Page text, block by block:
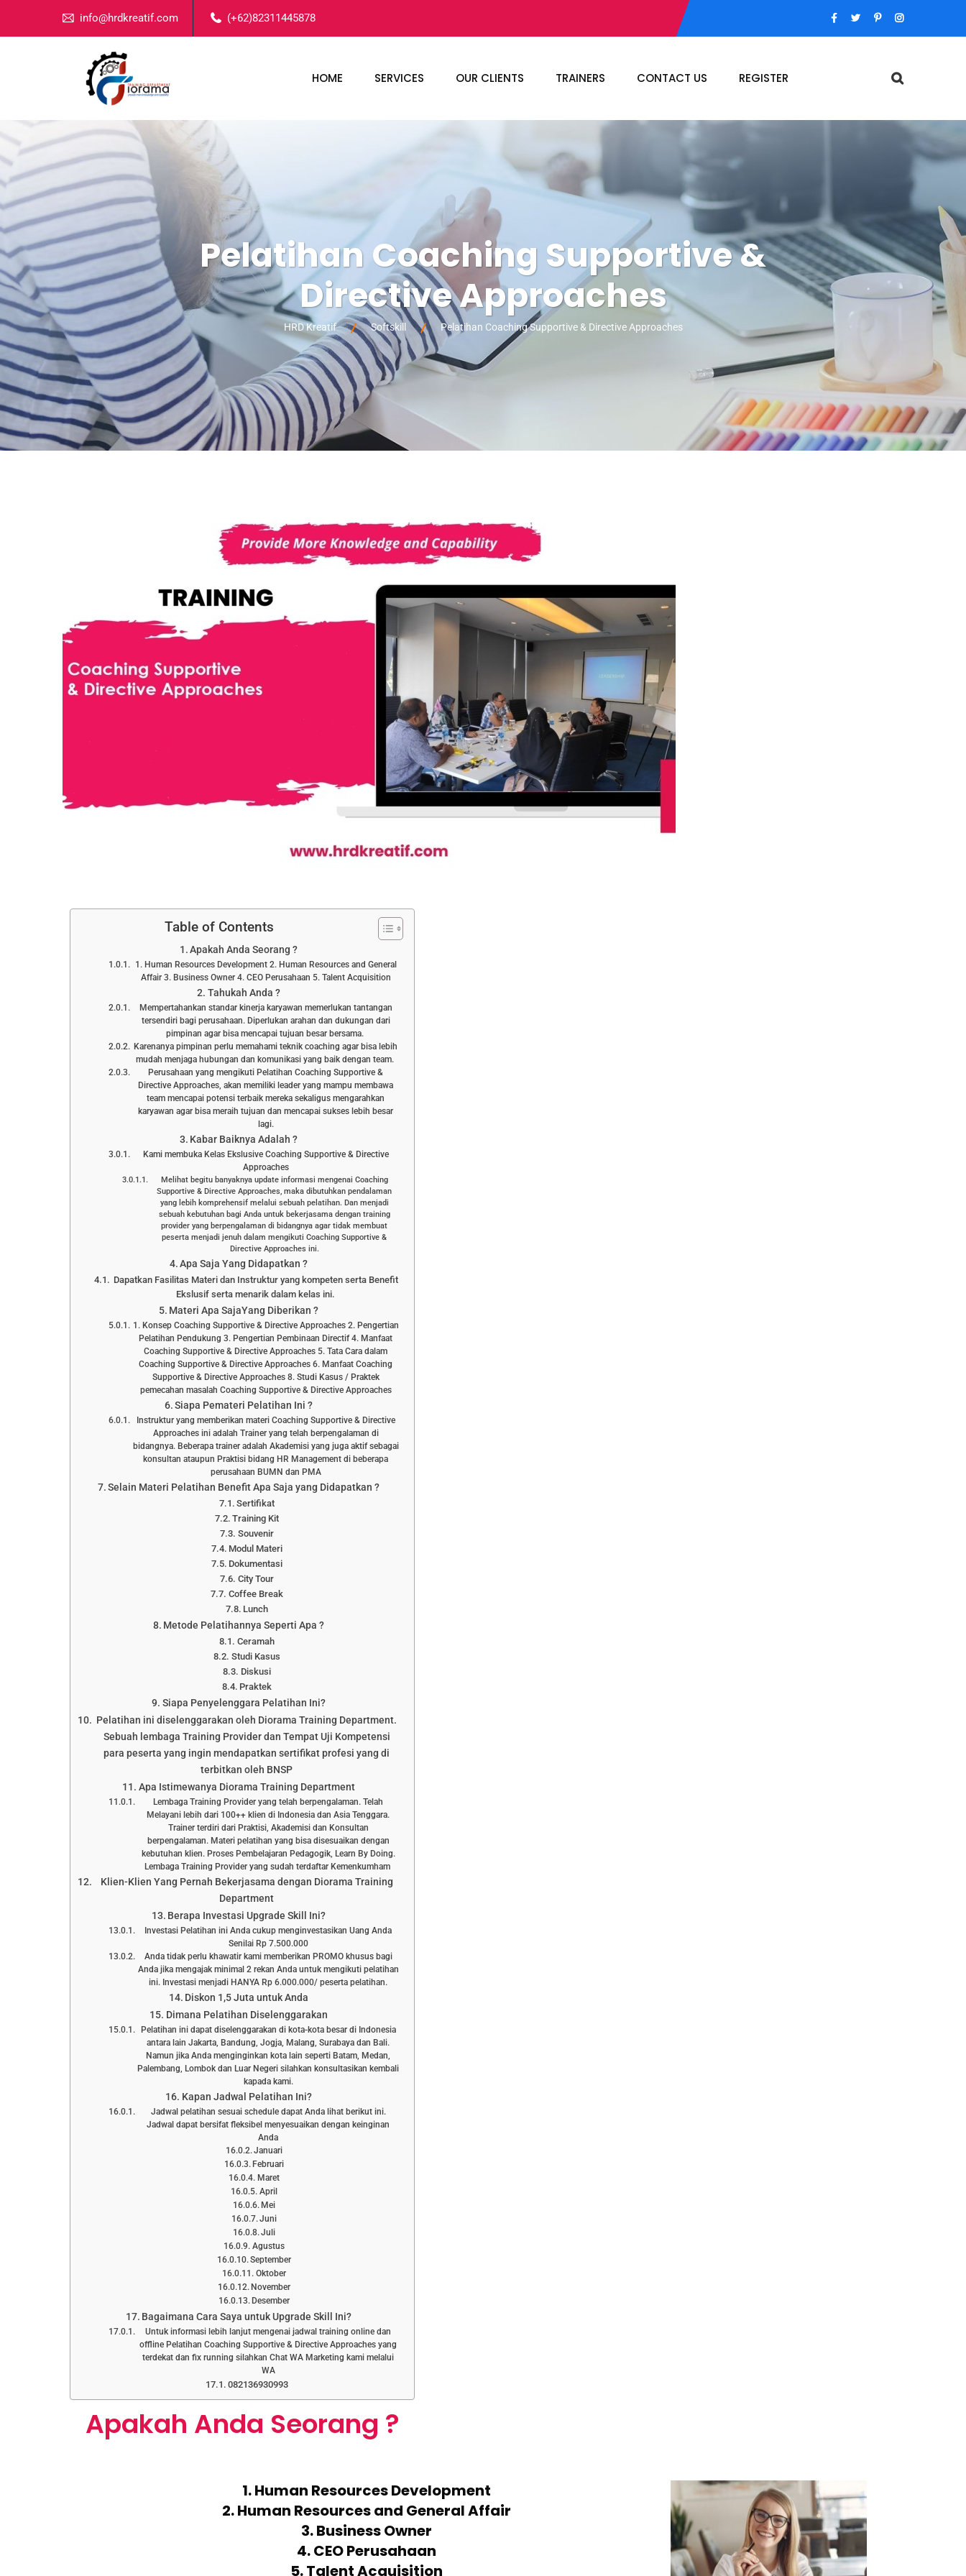
info@hrdkreatif.com (+62)82311445878
HOME SERVICES OUR CLIENTS TRAINERS CONTACT US REGISTER
Pelatihan Coaching Supportive &
Directive Approaches
HRD Kreatif Softskill Pelatihan Coaching Supportive & Directive Approaches
Table of Contents
Apakah Anda Seorang ?
1. Human Resources Development 2. Human Resources and General
Affair 3. Business Owner 4. CEO Perusahaan 5. Talent Acquisition
Tahukah Anda ?
Mempertahankan standar kinerja karyawan memerlukan tantangan
tersendiri bagi perusahaan. Diperlukan arahan dan dukungan dari
pimpinan agar bisa mencapai tujuan besar bersama.
Karenanya pimpinan perlu memahami teknik coaching agar bisa lebih
mudah menjaga hubungan dan komunikasi yang baik dengan team.
Perusahaan yang mengikuti Pelatihan Coaching Supportive &
Directive Approaches, akan memiliki leader yang mampu membawa
team mencapai potensi terbaik mereka sekaligus mengarahkan
karyawan agar bisa meraih tujuan dan mencapai sukses lebih besar
lagi.
Kabar Baiknya Adalah ?
Kami membuka Kelas Ekslusive Coaching Supportive & Directive
Approaches
Melihat begitu banyaknya update informasi mengenai Coaching
Supportive & Directive Approaches, maka dibutuhkan pendalaman
yang lebih komprehensif melalui sebuah pelatihan. Dan menjadi
sebuah kebutuhan bagi Anda untuk bekerjasama dengan training
provider yang berpengalaman di bidangnya agar tidak membuat
peserta menjadi jenuh dalam mengikuti Coaching Supportive &
Directive Approaches ini.
Apa Saja Yang Didapatkan ?
Dapatkan Fasilitas Materi dan Instruktur yang kompeten serta Benefit
Ekslusif serta menarik dalam kelas ini.
Materi Apa SajaYang Diberikan ?
1. Konsep Coaching Supportive & Directive Approaches 2. Pengertian
Pelatihan Pendukung 3. Pengertian Pembinaan Directif 4. Manfaat
Coaching Supportive & Directive Approaches 5. Tata Cara dalam
Coaching Supportive & Directive Approaches 6. Manfaat Coaching
Supportive & Directive Approaches 8. Studi Kasus / Praktek
pemecahan masalah Coaching Supportive & Directive Approaches
Siapa Pemateri Pelatihan Ini ?
Instruktur yang memberikan materi Coaching Supportive & Directive
Approaches ini adalah Trainer yang telah berpengalaman di
bidangnya. Beberapa trainer adalah Akademisi yang juga aktif sebagai
konsultan ataupun Praktisi bidang HR Management di beberapa
perusahaan BUMN dan PMA
Selain Materi Pelatihan Benefit Apa Saja yang Didapatkan ?
Sertifikat
Training Kit
Souvenir
Modul Materi
Dokumentasi
City Tour
Coffee Break
Lunch
Metode Pelatihannya Seperti Apa ?
Ceramah
Studi Kasus
Diskusi
Praktek
Siapa Penyelenggara Pelatihan Ini?
Pelatihan ini diselenggarakan oleh Diorama Training Department.
Sebuah lembaga Training Provider dan Tempat Uji Kompetensi
para peserta yang ingin mendapatkan sertifikat profesi yang di
terbitkan oleh BNSP
Apa Istimewanya Diorama Training Department
Lembaga Training Provider yang telah berpengalaman. Telah
Melayani lebih dari 100++ klien di Indonesia dan Asia Tenggara.
Trainer terdiri dari Praktisi, Akademisi dan Konsultan
berpengalaman. Materi pelatihan yang bisa disesuaikan dengan
kebutuhan klien. Proses Pembelajaran Pedagogik, Learn By Doing.
Lembaga Training Provider yang sudah terdaftar Kemenkumham
Klien-Klien Yang Pernah Bekerjasama dengan Diorama Training
Department
Berapa Investasi Upgrade Skill Ini?
Investasi Pelatihan ini Anda cukup menginvestasikan Uang Anda
Senilai Rp 7.500.000
Anda tidak perlu khawatir kami memberikan PROMO khusus bagi
Anda jika mengajak minimal 2 rekan Anda untuk mengikuti pelatihan
ini. Investasi menjadi HANYA Rp 6.000.000/ peserta pelatihan.
Diskon 1,5 Juta untuk Anda
Dimana Pelatihan Diselenggarakan
Pelatihan ini dapat diselenggarakan di kota-kota besar di Indonesia
antara lain Jakarta, Bandung, Jogja, Malang, Surabaya dan Bali.
Namun jika Anda menginginkan kota lain seperti Batam, Medan,
Palembang, Lombok dan Luar Negeri silahkan konsultasikan kembali
kapada kami.
Kapan Jadwal Pelatihan Ini?
Jadwal pelatihan sesuai schedule dapat Anda lihat berikut ini.
Jadwal dapat bersifat fleksibel menyesuaikan dengan keinginan
Anda
Januari
Februari
Maret
April
Mei
Juni
Juli
Agustus
September
Oktober
November
Desember
Bagaimana Cara Saya untuk Upgrade Skill Ini?
Untuk informasi lebih lanjut mengenai jadwal training online dan
offline Pelatihan Coaching Supportive & Directive Approaches yang
terdekat dan fix running silahkan Chat WA Marketing kami melalui
WA
082136930993
Apakah Anda Seorang ?
1. Human Resources Development
2. Human Resources and General Affair
3. Business Owner
4. CEO Perusahaan
5. Talent Acquisition